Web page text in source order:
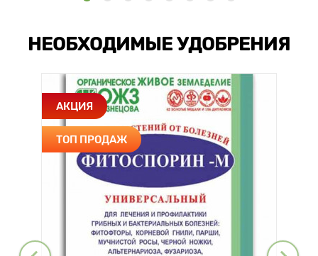
НЕОБХОДИМЫЕ УДОБРЕНИЯ
АКЦИЯ
ТОП ПРОДАЖ